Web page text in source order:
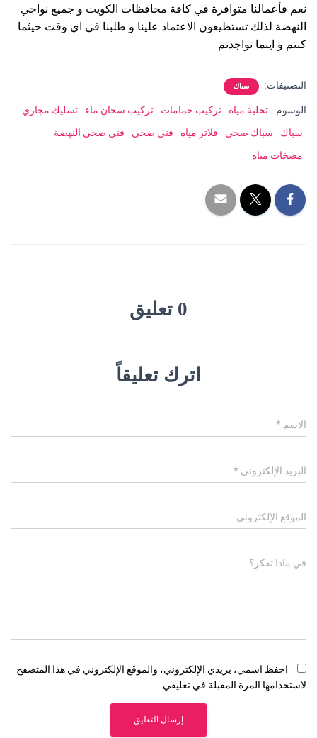
نعم فأعمالنا متوافرة في كافة محافظات الكويت و جميع نواحي
النهضة لذلك تستطيعون الاعتماد علينا و طلبنا في اي وقت حيثما
كنتم و اينما تواجدتم.
التصنيفات: سباك
الوسوم: تحلية مياه تركيب حمامات تركيب سخان ماء
تسليك مجاري
سباك
سباك صحي فلاتر مياه فني صحي
فني صحي النهضة
مضخات مياه
0 تعليق
اترك تعليقاً
الاسم *
البريد الإلكتروني *
الموقع الإلكتروني
في ماذا تفكر؟
احفظ اسمي، بريدي الإلكتروني، والموقع الإلكتروني في هذا المتصفح
لاستخدامها المرة المقبلة في تعليقي.